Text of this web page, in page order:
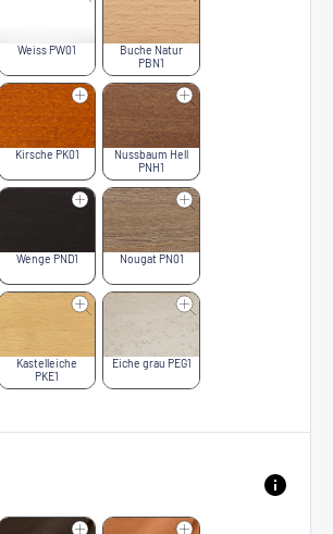
Weiss PW01
Buche Natur
PBN1
Kirsche PK01
Nussbaum Hell
PNH1
Wenge PND1 Nougat PN01
Kastelleiche
PKE1
Eiche grau PEG1